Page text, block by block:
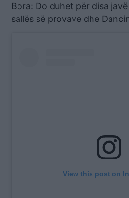
Bora: Do duhet për disa
sallës së provave dhe
View this post on